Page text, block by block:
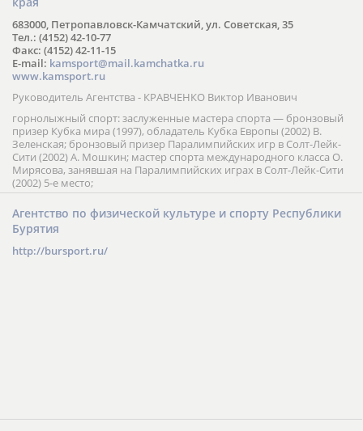
683000, Петропавловск-Камчатский, ул. Советская, 35
Тел.: (4152) 42-10-77
Факс: (4152) 42-11-15
E-mail: kamsport@mail.kamchatka.ru
www.kamsport.ru
Руководитель Агентства - КРАВЧЕНКО Виктор Иванович
горнолыжный спорт: заслуженные мастера спорта — бронзовый
призер Кубка мира (1997), обладатель Кубка Европы (2002) В.
Зеленская; бронзовый призер Паралимпийских игр в Солт-Лейк-
Сити (2002) А. Мошкин; мастер спорта международного класса О.
Мирясова, занявшая на Паралимпийских играх в Солт-Лейк-Сити
(2002) 5-е место;
Агентство по физической культуре и спорту Республики
Бурятия
http://bursport.ru/